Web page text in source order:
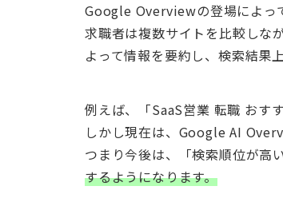
Google Overviewの登場によっ
求職者は複数サイトを比較しな
よって情報を要約し、検索結果
例えば、「SaaS営業 転職 おす
しかし現在は、Google AI
つまり今後は、「検索順位が高
するようになります。